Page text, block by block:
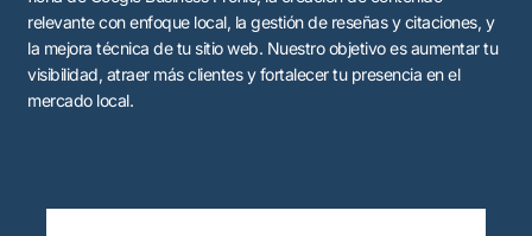
relevante con enfoque local, la gestión de reseñas y citaciones, y
la mejora técnica de tu sitio web. Nuestro objetivo es aumentar tu
visibilidad, atraer más clientes y fortalecer tu presencia en el
mercado local.